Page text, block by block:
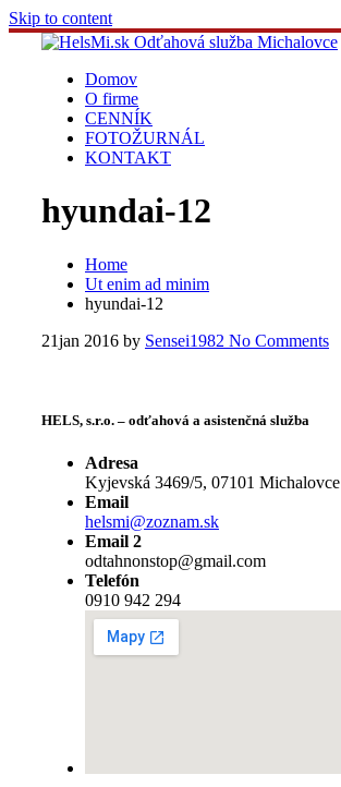
Skip to content
Domov
O firme
CENNÍK
FOTOŽURNÁL
KONTAKT
hyundai-12
Home
Ut enim ad minim
hyundai-12
21jan 2016 by Sensei1982 No Comments
HELS, s.r.o. – odťahová a asistenčná služba
Adresa
Kyjevská 3469/5, 07101 Michalovce
Email
helsmi@zoznam.sk
Email 2
odtahnonstop@gmail.com
Telefón
0910 942 294